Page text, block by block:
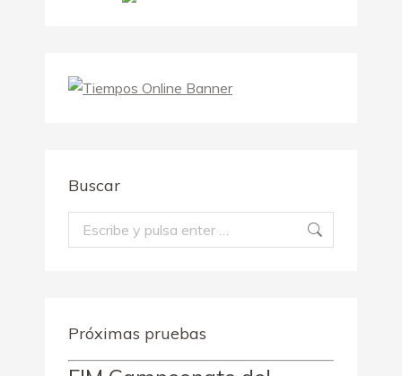
Buscar
Buscar:
Próximas pruebas